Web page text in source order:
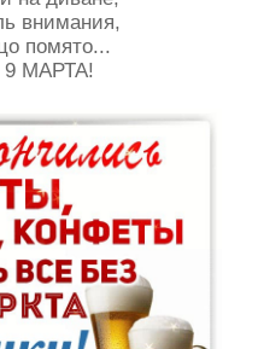
внимания,
помято...
МАРТА!